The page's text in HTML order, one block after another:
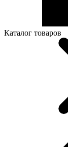
Каталог товаров